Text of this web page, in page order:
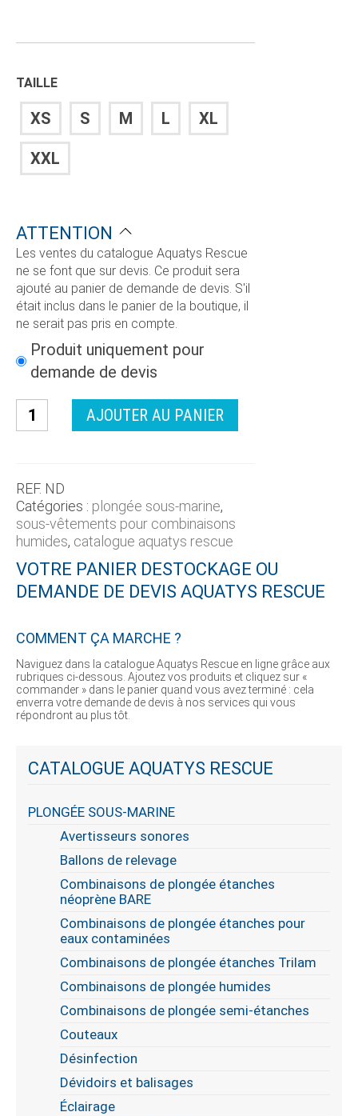
TAILLE
XS S M L XL
XXL
ATTENTION
Les ventes du catalogue Aquatys Rescue
ne se font que sur devis. Ce produit sera
ajouté au panier de demande de devis. S'il
était inclus dans le panier de la boutique, il
ne serait pas pris en compte.
Produit uniquement pour
demande de devis
quantité
de
3mm
AJOUTER AU PANIER
REF. ND
Catégories : plongée sous-marine,
sous-vêtements pour combinaisons
humides, catalogue aquatys rescue
VOTRE PANIER DESTOCKAGE OU
DEMANDE DE DEVIS AQUATYS RESCUE
COMMENT ÇA MARCHE ?
Naviguez dans la catalogue Aquatys Rescue en ligne grâce aux
rubriques ci-dessous. Ajoutez vos produits et cliquez sur «
commander » dans le panier quand vous avez terminé : cela
enverra votre demande de devis à nos services qui vous
répondront au plus tôt.
CATALOGUE AQUATYS RESCUE
PLONGÉE SOUS-MARINE
Avertisseurs sonores
Ballons de relevage
Combinaisons de plongée étanches
néoprène BARE
Combinaisons de plongée étanches pour
eaux contaminées
Combinaisons de plongée étanches Trilam
Combinaisons de plongée humides
Combinaisons de plongée semi-étanches
Couteaux
Désinfection
Dévidoirs et balisages
Éclairage